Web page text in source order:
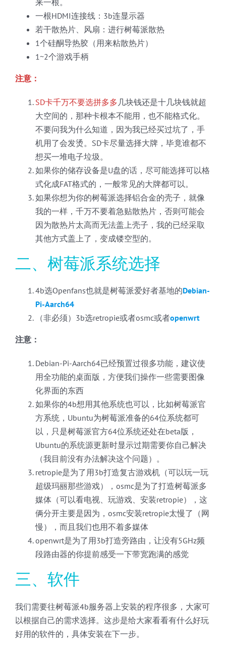
一根HDMI连接线：3b连显示器
若干散热片、风扇：进行树莓派散热
1个硅酮导热胶（用来粘散热片）
1~2个游戏手柄
注意：
SD卡千万不要选拼多多 几块钱还是十几块钱就超
大空间的，那种卡根本不能用，也不能格式化。
不要问我为什么知道，因为我已经买过坑了，手
机用了会发烫。SD卡尽量选择大牌，毕竟谁都不
想买一堆电子垃圾。
如果你的储存设备是U盘的话，尽可能选择可以格
式化成FAT格式的，一般常见的大牌都可以。
如果你想为你的树莓派选择铝合金的壳子，就像
我的一样，千万不要着急贴散热片，否则可能会
因为散热片太高而无法盖上壳子，我的已经采取
其他方式盖上了，变成镂空型的。
二、树莓派系统选择
4b选Openfans也就是树莓派爱好者基地的Debian-
Pi-Aarch64
（非必须）3b选retropie或者osmc或者openwrt
注意：
Debian-Pi-Aarch64已经预置过很多功能，建议使
用全功能的桌面版，方便我们操作一些需要图像
化界面的东西
如果你的4b想用其他系统也可以，比如树莓派官
方系统，Ubuntu为树莓派准备的64位系统都可
以，只是树莓派官方64位系统还处在beta版，
Ubuntu的系统源更新时显示过期需要你自己解决
（我目前没有办法解决这个问题）。
retropie是为了用3b打造复古游戏机（可以玩一玩
超级玛丽那些游戏），osmc是为了打造树莓派多
媒体（可以看电视、玩游戏、安装retropie），这
俩分开主要是因为，osmc安装retropie太慢了（网
慢），而且我们也用不着多媒体
openwrt是为了用3b打造旁路由，让没有5GHz频
段路由器的你提前感受一下带宽跑满的感觉
三、软件
我们需要往树莓派4b服务器上安装的程序很多，大家可
以根据自己的需求选择。这步是给大家看看有什么好玩
好用的软件的，具体安装在下一步。